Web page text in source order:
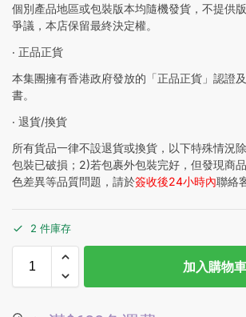
個別產品地區或包裝版本均隨機發貨，不提供
爭議，本店保留最終決定權。
‧ 正品正貨
本集團擁有香港政府發放的「正品正貨」認證
書。
‧ 退貨/換貨
所有貨品一律不設退貨或換貨，以下特殊情況
包裝已破損；2)若包裹外包裝完好，但發現商
色差異等品質問題，請於簽收後24小時內聯絡
2 件庫存
加入購物車